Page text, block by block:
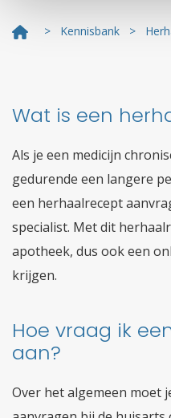
> Kennisbank >
Wat is een
Als je een medicijn
gedurende een langere
een herhaalrecept
specialist. Met dit
apotheek, dus ook een
krijgen.
Hoe vraag ik
aan?
Over het algemeen moet